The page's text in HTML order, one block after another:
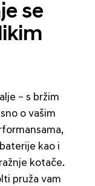
se
– s bržim
o vašim
kao i
kotače.
pruža vam